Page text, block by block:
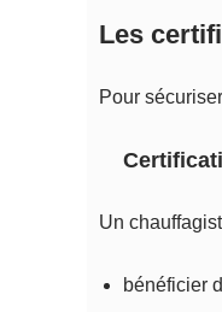
Les
Pour
Un
bénéficier